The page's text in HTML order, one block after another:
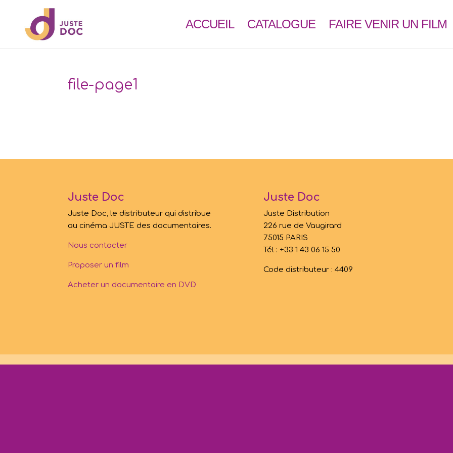
ACCUEIL CATALOGUE FAIRE VENIR UN FILM
file-page1
Juste Doc
Juste Doc, le distributeur qui distribue
au cinéma JUSTE des documentaires.
Nous contacter
Proposer un film
Acheter un documentaire en DVD
Juste Doc
Juste Distribution
226 rue de Vaugirard
75015 PARIS
Tél : +33 1 43 06 15 50
Code distributeur : 4409